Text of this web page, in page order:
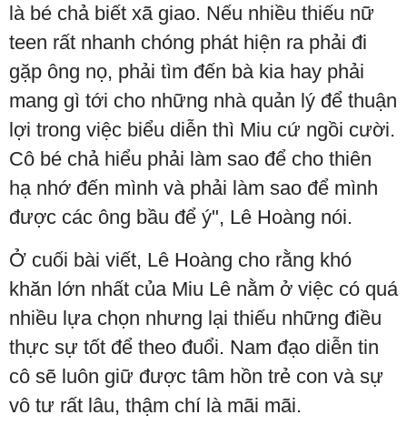
là bé chả biết xã giao. Nếu nhiều thiếu nữ
teen rất nhanh chóng phát hiện ra phải đi
gặp ông nọ, phải tìm đến bà kia hay phải
mang gì tới cho những nhà quản lý để thuận
lợi trong việc biểu diễn thì Miu cứ ngồi cười.
Cô bé chả hiểu phải làm sao để cho thiên
hạ nhớ đến mình và phải làm sao để mình
được các ông bầu để ý", Lê Hoàng nói.
Ở cuối bài viết, Lê Hoàng cho rằng khó
khăn lớn nhất của Miu Lê nằm ở việc có quá
nhiều lựa chọn nhưng lại thiếu những điều
thực sự tốt để theo đuổi. Nam đạo diễn tin
cô sẽ luôn giữ được tâm hồn trẻ con và sự
vô tư rất lâu, thậm chí là mãi mãi.